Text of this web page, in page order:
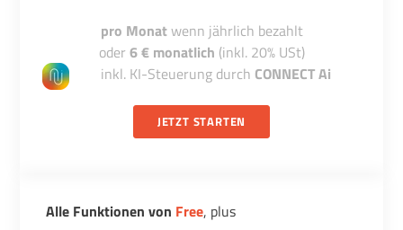
pro Monatwenn jährlich bezahlt
oder 6 € monatlich (inkl. 20% USt)
inkl. KI-Steuerung durch CONNECT Ai
JETZT STARTEN
Alle Funktionen von Free, plus